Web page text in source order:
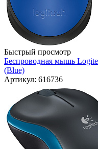
Быстрый просмотр
Беспроводная мышь
(Blue)
Артикул: 616736